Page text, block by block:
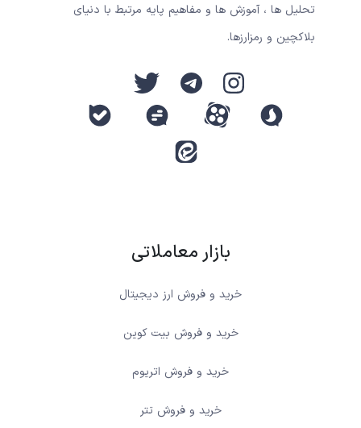
تحلیل ها ، آموزش ها و مفاهیم پایه مرتبط با دنیای
بلاکچین و رمزارزها.
بازار معاملاتی
خرید و فروش ارز دیجیتال
خرید و فروش بیت کوین
خرید و فروش اتریوم
خرید و فروش تتر